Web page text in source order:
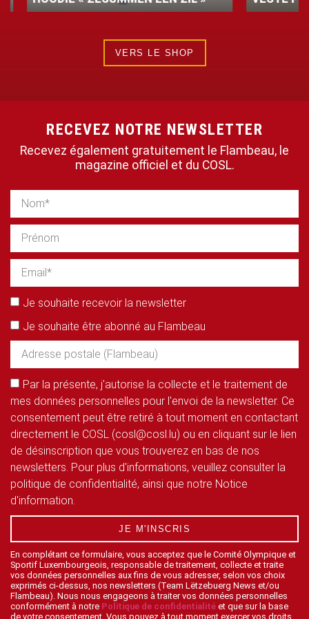
VERS LE SHOP
RECEVEZ NOTRE NEWSLETTER
Recevez également gratuitement le Flambeau, le
magazine officiel et du COSL.
Je souhaite recevoir la newsletter
Je souhaite être abonné au Flambeau
Par la présente, j'autorise la collecte et le traitement de
mes données personnelles pour l'envoi de la newsletter. Ce
consentement peut être retiré à tout moment en contactant
directement le COSL (cosl@cosl.lu) ou en cliquant sur le lien
de désinscription que vous trouverez en bas de nos
newsletters. Pour plus d'informations, veuillez consulter la
politique de confidentialité, ainsi que notre Notice
d'information.
JE M'INSCRIS
En complétant ce formulaire, vous acceptez que le Comité Olympique et
Sportif Luxembourgeois, responsable de traitement, collecte et traite
vos données personnelles aux fins de vous adresser, selon vos choix
exprimés ci-dessus, nos newsletters (Team Lëtzebuerg News et/ou
Flambeau). Nous nous engageons à traiter vos données personnelles
conformément à notre Politique de confidentialité et que sur la base
de votre consentement. Vous pouvez à tout moment exercer vos droits